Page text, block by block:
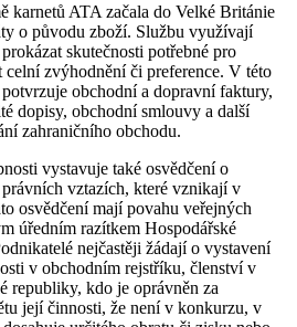
karnetů ATA začala do Velké Británie
o původu zboží. Službu využívají
skutečnosti potřebné pro
celní zvýhodnění či preference. V této
obchodní a dopravní faktury,
dopisy, obchodní smlouvy a další
zahraničního obchodu.
vystavuje také osvědčení o
vztazích, které vznikají v
osvědčení mají povahu veřejných
úředním razítkem Hospodářské
nejčastěji žádají o vystavení
v obchodním rejstříku, členství v
republiky, kdo je oprávněn za
její činnosti, že není v konkurzu, v